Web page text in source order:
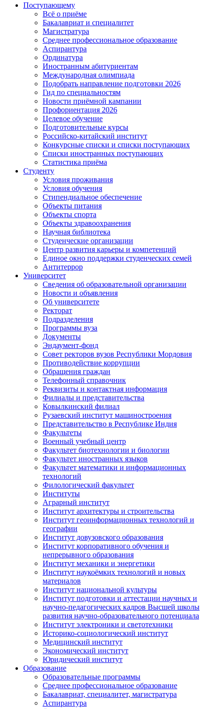
Поступающему
Всё о приёме
Бакалавриат и специалитет
Магистратура
Среднее профессиональное образование
Аспирантура
Ординатура
Иностранным абитуриентам
Международная олимпиада
Подобрать направление подготовки 2026
Гид по специальностям
Новости приёмной кампании
Профориентация 2026
Целевое обучение
Подготовительные курсы
Российско-китайский институт
Конкурсные списки и списки поступающих
Списки иностранных поступающих
Статистика приёма
Студенту
Условия проживания
Условия обучения
Стипендиальное обеспечение
Объекты питания
Объекты спорта
Объекты здравоохранения
Научная библиотека
Студенческие организации
Центр развития карьеры и компетенций
Единое окно поддержки студенческих семей
Антитеррор
Университет
Сведения об образовательной организации
Новости и объявления
Об университете
Ректорат
Подразделения
Программы вуза
Документы
Эндаумент-фонд
Совет ректоров вузов Республики Мордовия
Противодействие коррупции
Обращения граждан
Телефонный справочник
Реквизиты и контактная информация
Филиалы и представительства
Ковылкинский филиал
Рузаевский институт машиностроения
Представительство в Республике Индия
Факультеты
Военный учебный центр
Факультет биотехнологии и биологии
Факультет иностранных языков
Факультет математики и информационных
технологий
Филологический факультет
Институты
Аграрный институт
Институт архитектуры и строительства
Институт геоинформационных технологий и
географии
Институт довузовского образования
Институт корпоративного обучения и
непрерывного образования
Институт механики и энергетики
Институт наукоёмких технологий и новых
материалов
Институт национальной культуры
Институт подготовки и аттестации научных и
научно-педагогических кадров Высшей школы
развития научно-образовательного потенциала
Институт электроники и светотехники
Историко-социологический институт
Медицинский институт
Экономический институт
Юридический институт
Образование
Образовательные программы
Среднее профессиональное образование
Бакалавриат, специалитет, магистратура
Аспирантура